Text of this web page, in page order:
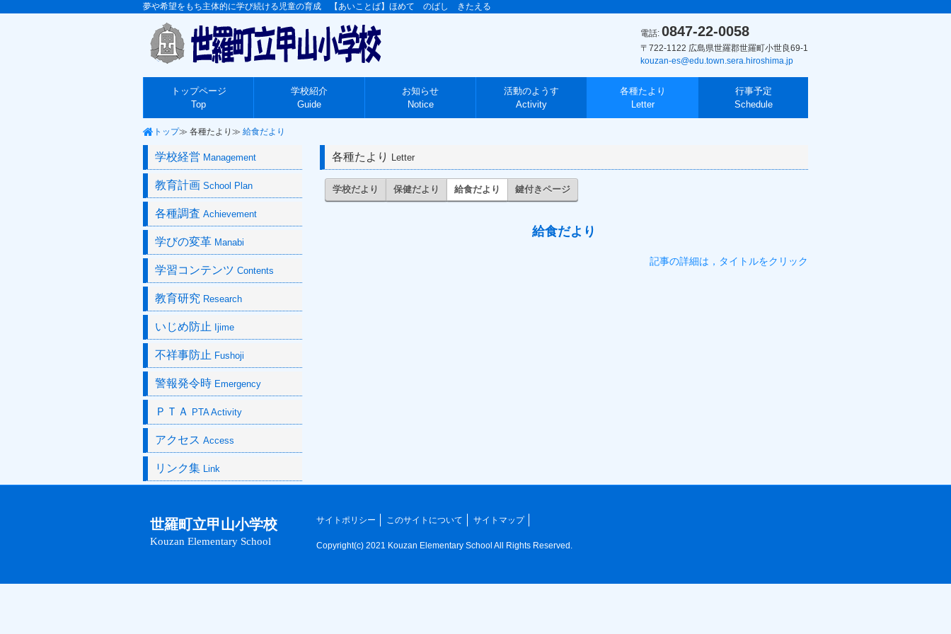
電話: 0847-22-0058
〒722-1122 広島県世羅郡世羅町小世良69-1
kouzan-es@edu.town.sera.hiroshima.jp
トップページ
Top
学校紹介
Guide
お知らせ
Notice
活動のようす
Activity
各種たより
Letter
行事予定
Schedule
トップ 各種たより 給食だより
各種たより Letter
学校だより 保健だより 給食だより 鍵付きページ
給食だより
記事の詳細は，タイトルをクリック
学校経営 Management
教育計画 School Plan
各種調査 Achievement
学びの変革 Manabi
学習コンテンツ Contents
教育研究 Research
いじめ防止 Ijime
不祥事防止 Fushoji
警報発令時 Emergency
ＰＴＡ PTA Activity
アクセス Access
リンク集 Link
世羅町立甲山小学校
Kouzan Elementary School
サイトポリシー このサイトについて サイトマップ
Copyright(c) 2021 Kouzan Elementary School All Rights Reserved.